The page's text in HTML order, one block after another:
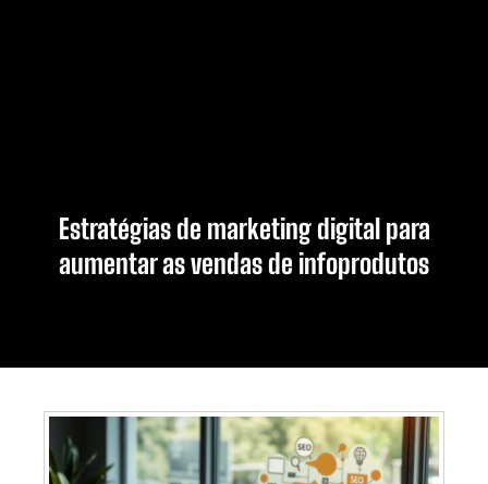
Estratégias de marketing digital para
aumentar as vendas de infoprodutos